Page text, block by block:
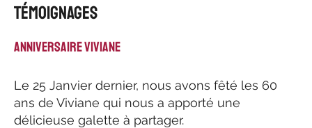
témoignages
anniversaire Viviane
Le 25 Janvier dernier, nous avons fêté les 60
ans de Viviane qui nous a apporté une
délicieuse galette à partager.